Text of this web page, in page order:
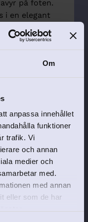
Om
anpassa innehållet
funktioner
trafik. Vi
och annan
medier och
med.
med annan
eller som de har
på foten.
i en elegant
en söt
extra
och
enkelt lägga
genom hela
enkelt hissas
Den
i barnets
firandet av
fina